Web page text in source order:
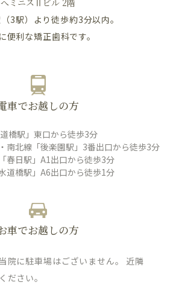
へミニスⅡビル 2階
3駅）より徒歩約3分以内。
便利な矯正歯科です。
車でお越しの方
橋駅」東口から徒歩3分
南北線「後楽園駅」3番出口から徒歩3分
春日駅」A1出口から徒歩3分
道橋駅」A6出口から徒歩1分
車でお越しの方
院に駐車場はございません。 近隣
ださい。